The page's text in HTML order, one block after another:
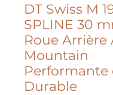
DT Swiss M
SPLINE 30
Roue Arrière
Mountain
Performante
Durable